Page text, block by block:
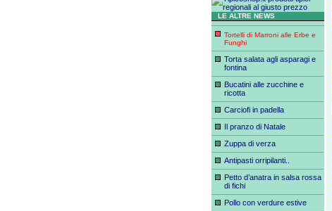
LE ALTRE NEWS
Tortelli di Marroni alle Erbe e
Funghi
Torta salata agli asparagi e
fontina
Bucatini alle zucchine e
ricotta
Carciofi in padella
Il pranzo di Natale
Zuppa di verza
Antipasti orripilanti..
Petto d’anatra in salsa rossa
di fichi
Pollo con verdure estive